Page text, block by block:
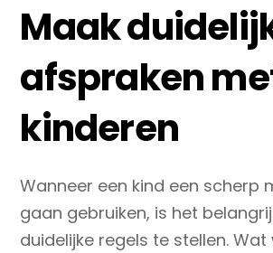
Maak
afspraken
kinderen
Wanneer een kind een scherp
gaan gebruiken, is het
duidelijke regels te stellen.